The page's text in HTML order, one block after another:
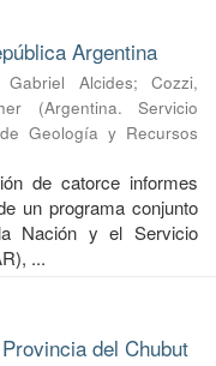
Argentina
Alcides;Cozzi,
(Argentina. Servicio
Geología y Recursos
de catorce informes
un programa conjunto
Nación y el Servicio
...
del Chubut